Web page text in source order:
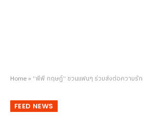
Home» “พีพี กฤษฏ์” ชวนแฟนๆ ร่วมส่งต่อความรักคืนสู่สังคมเนื่องในวันเกิด เพื่อส
FEED NEWS